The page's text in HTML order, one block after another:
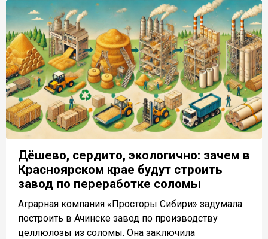
Дёшево, сердито, экологично: зачем в
Красноярском крае будут строить
завод по переработке соломы
Аграрная компания «Просторы Сибири» задумала
построить в Ачинске завод по производству
целлюлозы из соломы. Она заключила